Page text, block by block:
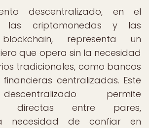
descentralizado, en el
las criptomonedas y las
representa un
que opera sin la necesidad
tradicionales, como bancos
centralizadas. Este
permite
directas entre pares,
necesidad de confiar en